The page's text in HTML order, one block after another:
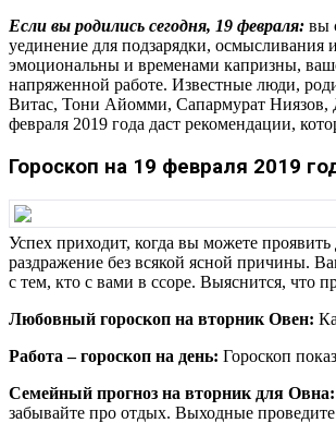
Гороскоп на 19 февраля 2019 года Лев
Гороскоп на 19 февраля 2019 года Дева
Гороскоп на 19 февраля 2019 года Весы
Гороскоп на 19 февраля 2019 года
Гороскоп на 19 февраля 2019 года Козерог
Гороскоп на 19 февраля 2019 года
Гороскоп на 19 февраля 2019 года Рыбы
Если вы родились сегодня, 19 февраля: вы
уединение для подзарядки,
эмоциональны и временами капризны,
напряженной работе. Известные люди,
Витас, Тони Айомми, Сапармурат
февраля 2019 года даст рекомендации,
Гороскоп на 19 февраля 2019
Успех приходит, когда вы можете
раздражение без всякой ясной причины.
с тем, кто с вами в ссоре. Выяснится, что
Любовный гороскоп на вторник Овен:
Работа – гороскоп на день: Гороскоп
Семейный прогноз на вторник для Овна:
забывайте про отдых. Выходные проведите